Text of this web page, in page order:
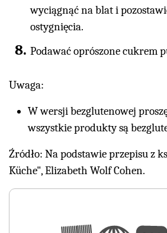
wyciągnąć na blat i
ostygnięcia.
Podawać oprószone cukrem
Uwaga:
W wersji bezglutenowej
wszystkie produkty są
Źródło: Na podstawie przepisu z
Küche", Elizabeth Wolf Cohen.